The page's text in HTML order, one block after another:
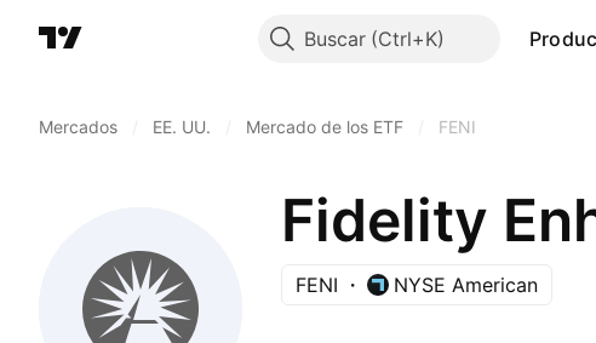
Buscar
Mercados EE. UU. Mercado de los ETF FENI
Fidelity
FENI NYSE American